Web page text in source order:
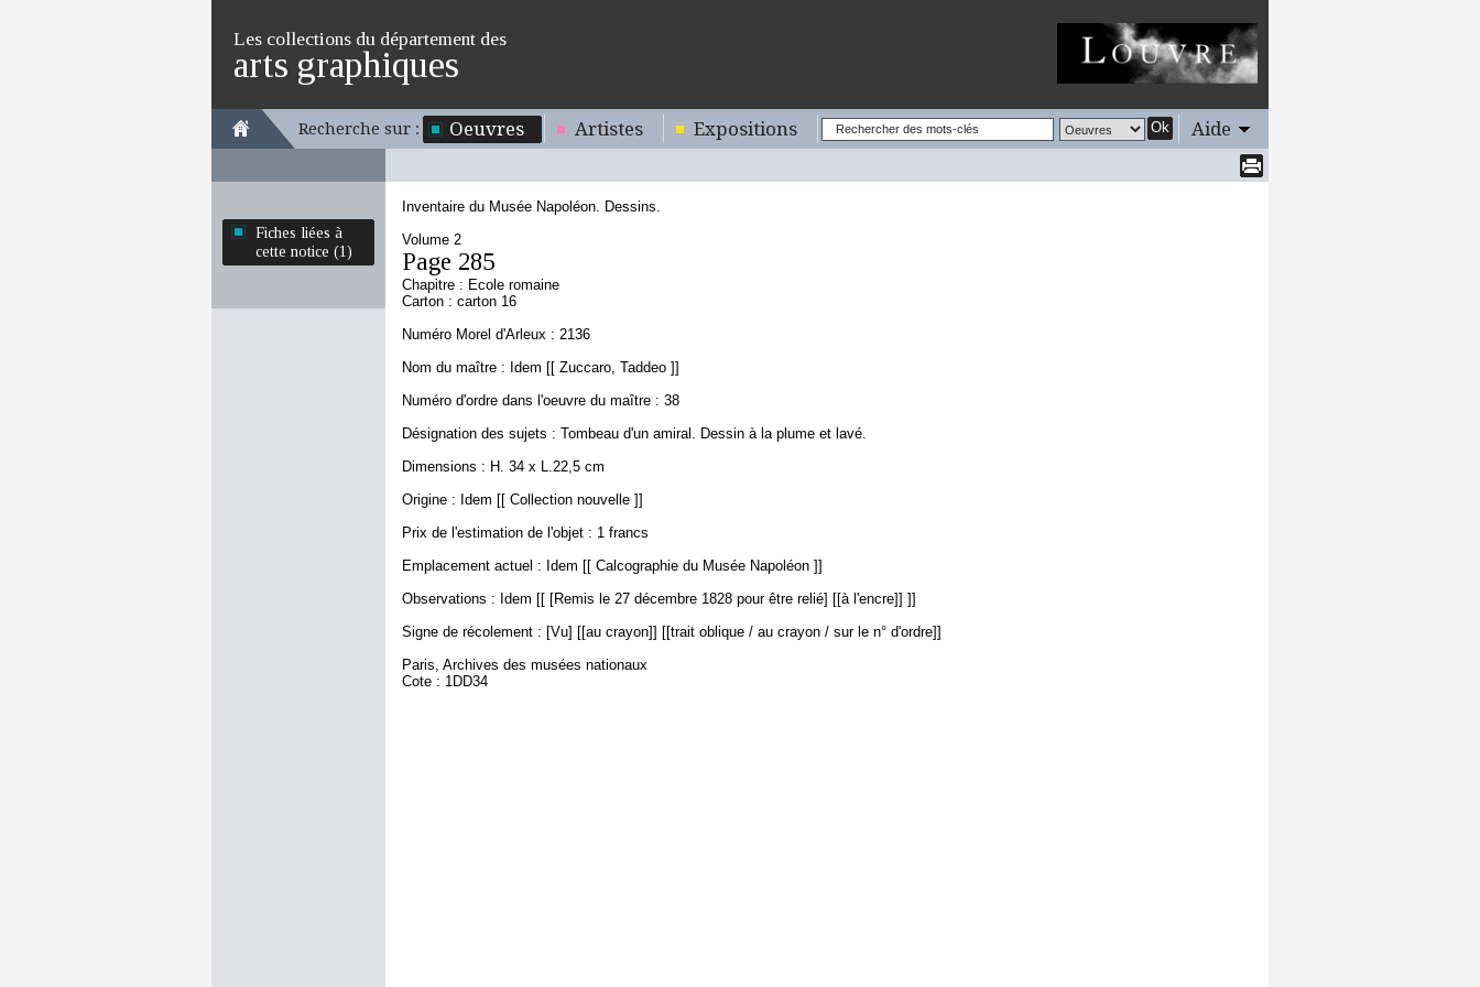
Les collections du département des
arts graphiques
Recherche sur : Oeuvres Artistes Expositions Ok Aide
Fiches liées à
cette notice (1)
Inventaire du Musée Napoléon. Dessins.
Volume 2
Page 285
Chapitre : Ecole romaine
Carton : carton 16
Numéro Morel d'Arleux : 2136
Nom du maître : Idem [[ Zuccaro, Taddeo ]]
Numéro d'ordre dans l'oeuvre du maître : 38
Désignation des sujets : Tombeau d'un amiral. Dessin à la plume et lavé.
Dimensions : H. 34 x L.22,5 cm
Origine : Idem [[ Collection nouvelle ]]
Prix de l'estimation de l'objet : 1 francs
Emplacement actuel : Idem [[ Calcographie du Musée Napoléon ]]
Observations : Idem [[ [Remis le 27 décembre 1828 pour être relié] [[à l'encre]] ]]
Signe de récolement : [Vu] [[au crayon]] [[trait oblique / au crayon / sur le n° d'ordre]]
Paris, Archives des musées nationaux
Cote : 1DD34